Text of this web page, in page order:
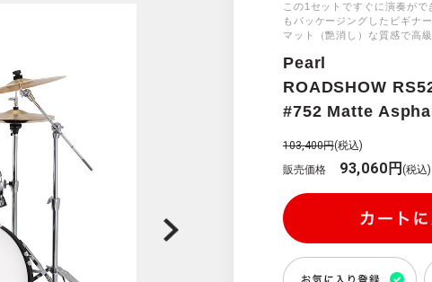
この1セットですぐに演奏が
もパッケージングしたビギナ
マット（艶消し）な質感で高
Pearl
ROADSHOW
#752 Matte
103,400円(税込)
販売価格
93,060円(税込)